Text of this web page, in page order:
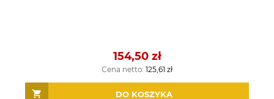
154,50 zł
Cena netto: 125,61 zł
DO KOSZYKA